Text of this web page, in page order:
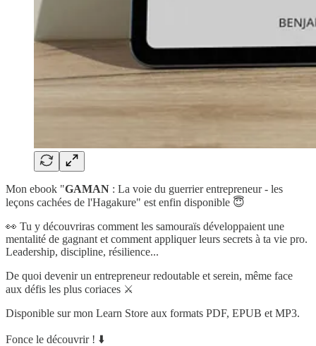
Mon ebook "GAMAN : La voie du guerrier entrepreneur - les
leçons cachées de l'Hagakure" est enfin disponible 😇
👀 Tu y découvriras comment les samouraïs développaient une
mentalité de gagnant et comment appliquer leurs secrets à ta vie pro.
Leadership, discipline, résilience...
De quoi devenir un entrepreneur redoutable et serein, même face
aux défis les plus coriaces ⚔️
Disponible sur mon Learn Store aux formats PDF, EPUB et MP3.
Fonce le découvrir ! ⬇️